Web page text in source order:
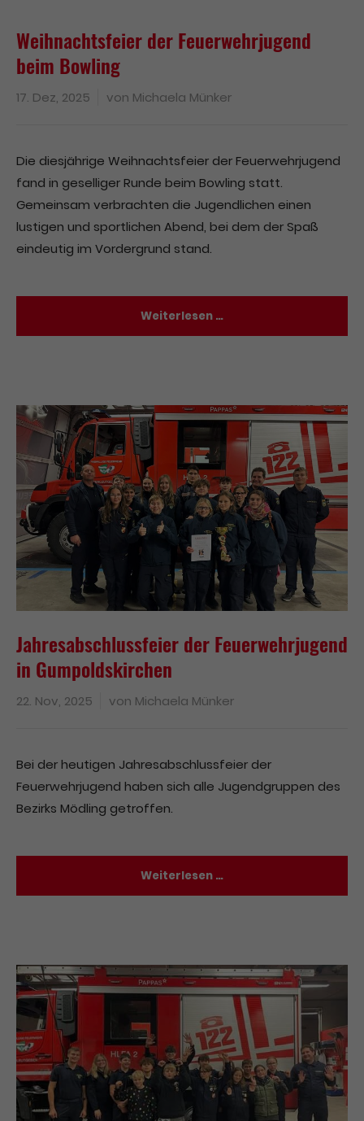
Weihnachtsfeier der Feuerwehrjugend
beim Bowling
17. Dez, 2025 von Michaela Münker
Die diesjährige Weihnachtsfeier der Feuerwehrjugend
fand in geselliger Runde beim Bowling statt.
Gemeinsam verbrachten die Jugendlichen einen
lustigen und sportlichen Abend, bei dem der Spaß
eindeutig im Vordergrund stand.
Weiterlesen …
Jahresabschlussfeier der Feuerwehrjugend
in Gumpoldskirchen
22. Nov, 2025 von Michaela Münker
Bei der heutigen Jahresabschlussfeier der
Feuerwehrjugend haben sich alle Jugendgruppen des
Bezirks Mödling getroffen.
Weiterlesen …